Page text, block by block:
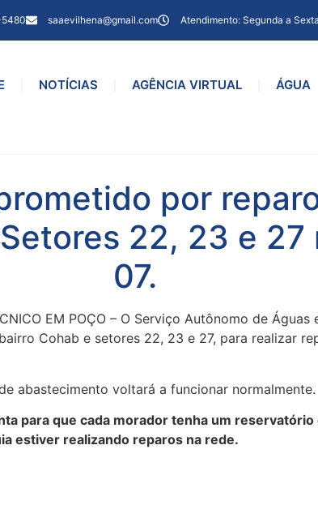
saaevilhena@gmail.com Atendimento: Segunda a
NOTÍCIAS AGÊNCIA VIRTUAL ÁGUA
por
22, 23 e
07.
EM POÇO – O Serviço Autônomo de
Cohab e setores 22, 23 e 27, para realizar
abastecimento voltará a funcionar normalmente.
para que cada morador tenha um
estiver realizando reparos na rede.